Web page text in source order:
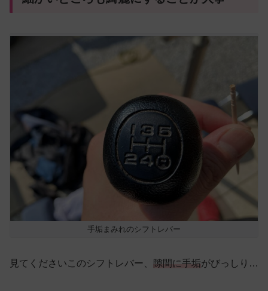
手垢まみれのシフトレバー
見てくださいこのシフトレバー、 隙間に手垢がびっしり…